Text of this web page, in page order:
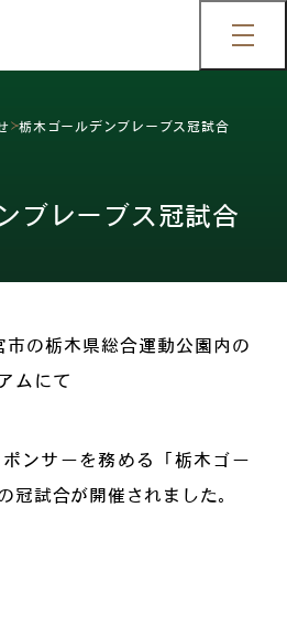
栃木ゴールデンブレーブス冠試合
ブレーブス冠試合
の栃木県総合運動公園内の
ムにて
ンサーを務める「栃木ゴー
冠試合が開催されました。